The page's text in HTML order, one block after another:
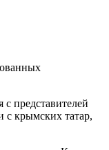
представителей
с крымских татар,